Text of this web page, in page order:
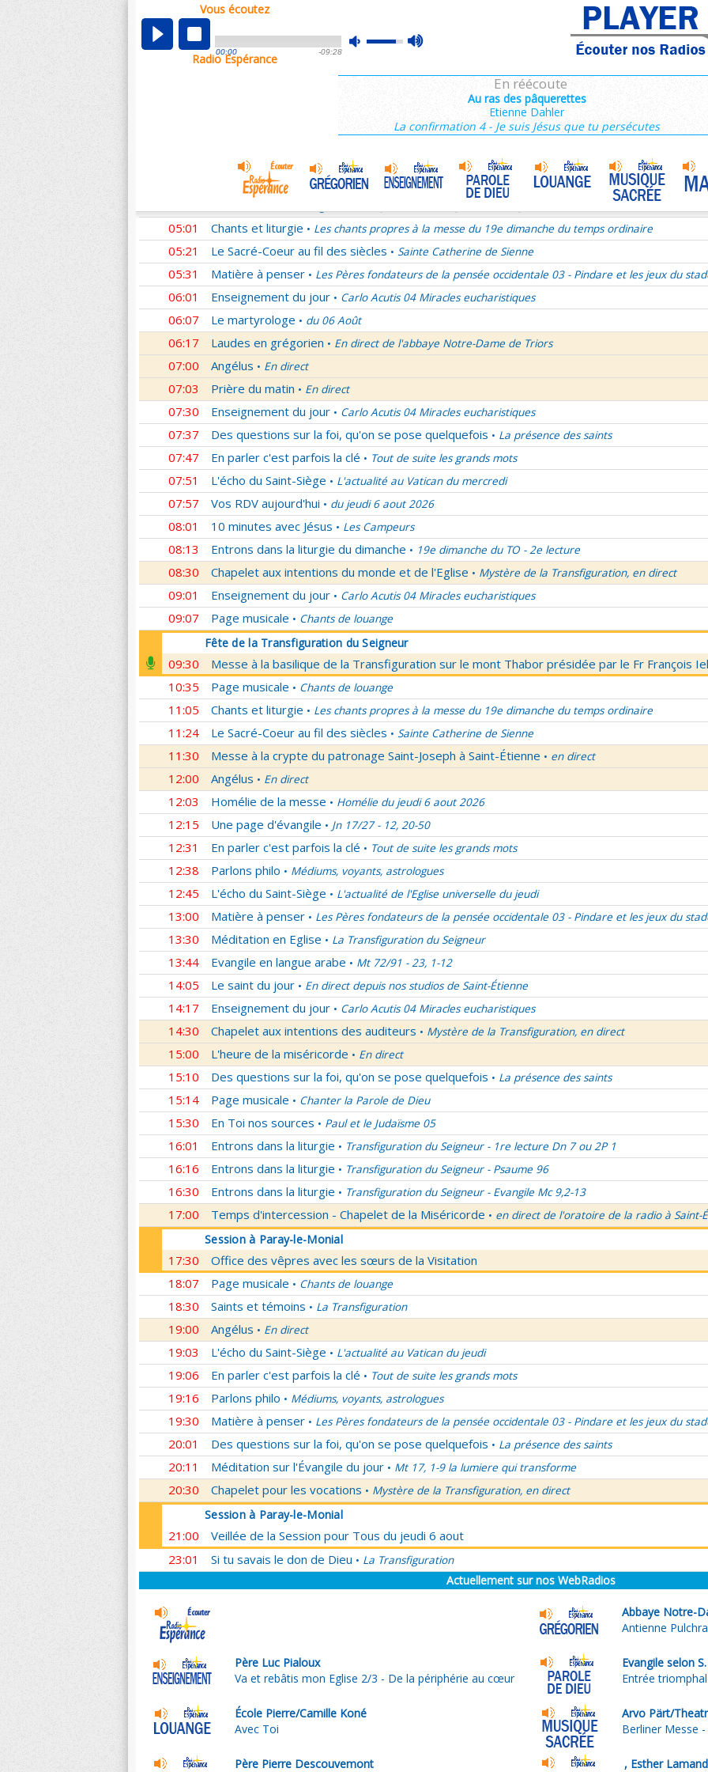
Vous écoutez
mute
max
00:00 -09:28
Radio Espérance
En réécoute
Au ras des pâquerettes
Etienne Dahler
La confirmation 4 - Je suis Jésus que tu persécutes
00:05
01:02 Sentinelles de la foi • Lettres de Saint François de Sales 36/106
01:33 10 minutes avec Jésus
La Transfiguration du Seigneur
Les conférences de la Famille Missionnaire de Notre-Dame • La joie dans l’Esprit-Saint
Corinthiens 6/6
Entrons dans la liturgie Transfiguration du Seigneur - 1re lecture Dn 7 ou 2P 1
Entrons dans la liturgie • Transfiguration du Seigneur - Psaume 96
05:01 Chants et liturgie • Les chants propres à la messe du 19e dimanche du temps ordinaire
05:21 Le Sacré-Coeur au fil des siècles • Sainte Catherine de Sienne
05:31 Matière à penser • Les Pères fondateurs de la pensée occidentale 03 - Pindare et les jeux du
06:01 Enseignement du jour • Carlo Acutis 04 Miracles eucharistiques
06:07 Le martyrologe • du 06 Août
06:17 Laudes en grégorien • En direct de l'abbaye Notre-Dame de Triors
07:00 Angélus • En direct
07:03 Prière du matin • En direct
07:30 Enseignement du jour • Carlo Acutis 04 Miracles eucharistiques
07:37 Des questions sur la foi, qu'on se pose quelquefois • La présence des saints
07:47 En parler c'est parfois la clé • Tout de suite les grands mots
07:51 L'écho du Saint-Siège • L'actualité au Vatican du mercredi
07:57 Vos RDV aujourd'hui • du jeudi 6 aout 2026
08:01 10 minutes avec Jésus • Les Campeurs
08:13 Entrons dans la liturgie du dimanche • 19e dimanche du TO - 2e lecture
08:30 Chapelet aux intentions du monde et de l'Eglise • Mystère de la Transfiguration, en direct
09:01 Enseignement du jour • Carlo Acutis 04 Miracles eucharistiques
09:07 Page musicale • Chants de louange
Fête de la Transfiguration du Seigneur
09:30
Messe à la basilique de la Transfiguration sur le mont Thabor présidée par le Fr François
10:35
Page musicale • Chants de louange
11:05 Chants et liturgie • Les chants propres à la messe du 19e dimanche du temps ordinaire
11:24 Le Sacré-Coeur au fil des siècles • Sainte Catherine de Sienne
11:30 Messe à la crypte du patronage Saint-Joseph à Saint-Étienne • en direct
12:00 Angélus • En direct
12:03 Homélie de la messe • Homélie du jeudi 6 aout 2026
12:15 Une page d'évangile • Jn 17/27 - 12, 20-50
12:31 En parler c'est parfois la clé • Tout de suite les grands mots
12:38 Parlons philo • Médiums, voyants, astrologues
12:45 L'écho du Saint-Siège • L'actualité de l'Eglise universelle du jeudi
13:00 Matière à penser • Les Pères fondateurs de la pensée occidentale 03 - Pindare et les jeux du
13:30 Méditation en Eglise • La Transfiguration du Seigneur
13:44 Evangile en langue arabe • Mt 72/91 - 23, 1-12
14:05 Le saint du jour • En direct depuis nos studios de Saint-Étienne
14:17 Enseignement du jour • Carlo Acutis 04 Miracles eucharistiques
14:30 Chapelet aux intentions des auditeurs • Mystère de la Transfiguration, en direct
15:00 L'heure de la miséricorde • En direct
15:10 Des questions sur la foi, qu'on se pose quelquefois • La présence des saints
15:14 Page musicale • Chanter la Parole de Dieu
15:30 En Toi nos sources • Paul et le Judaïsme 05
16:01 Entrons dans la liturgie • Transfiguration du Seigneur - 1re lecture Dn 7 ou 2P 1
16:16 Entrons dans la liturgie • Transfiguration du Seigneur - Psaume 96
16:30 Entrons dans la liturgie • Transfiguration du Seigneur - Evangile Mc 9,2-13
17:00 Temps d'intercession - Chapelet de la Miséricorde • en direct de l'oratoire de la radio à Saint-
Session à Paray-le-Monial
17:30
Office des vêpres avec les sœurs de la Visitation
18:07
Page musicale • Chants de louange
18:30 Saints et témoins • La Transfiguration
19:00 Angélus • En direct
19:03 L'écho du Saint-Siège • L'actualité au Vatican du jeudi
19:06 En parler c'est parfois la clé • Tout de suite les grands mots
19:16 Parlons philo • Médiums, voyants, astrologues
19:30 Matière à penser • Les Pères fondateurs de la pensée occidentale 03 - Pindare et les jeux du
20:01 Des questions sur la foi, qu'on se pose quelquefois • La présence des saints
20:11 Méditation sur l'Évangile du jour • Mt 17, 1-9 la lumiere qui transforme
20:30 Chapelet pour les vocations • Mystère de la Transfiguration, en direct
Session à Paray-le-Monial
21:00
Veillée de la Session pour Tous du jeudi 6 aout
23:01
Si tu savais le don de Dieu • La Transfiguration
Actuellement sur nos WebRadios
Abbaye Notre-
Antienne
Père Luc Pialoux
Va et rebâtis mon Eglise 2/3 - De la périphérie au cœur
Evangile selon
Entrée
École Pierre/Camille Koné
Avec Toi
Arvo Pärt/
Berliner Messe
Père Pierre Descouvemont , Esther